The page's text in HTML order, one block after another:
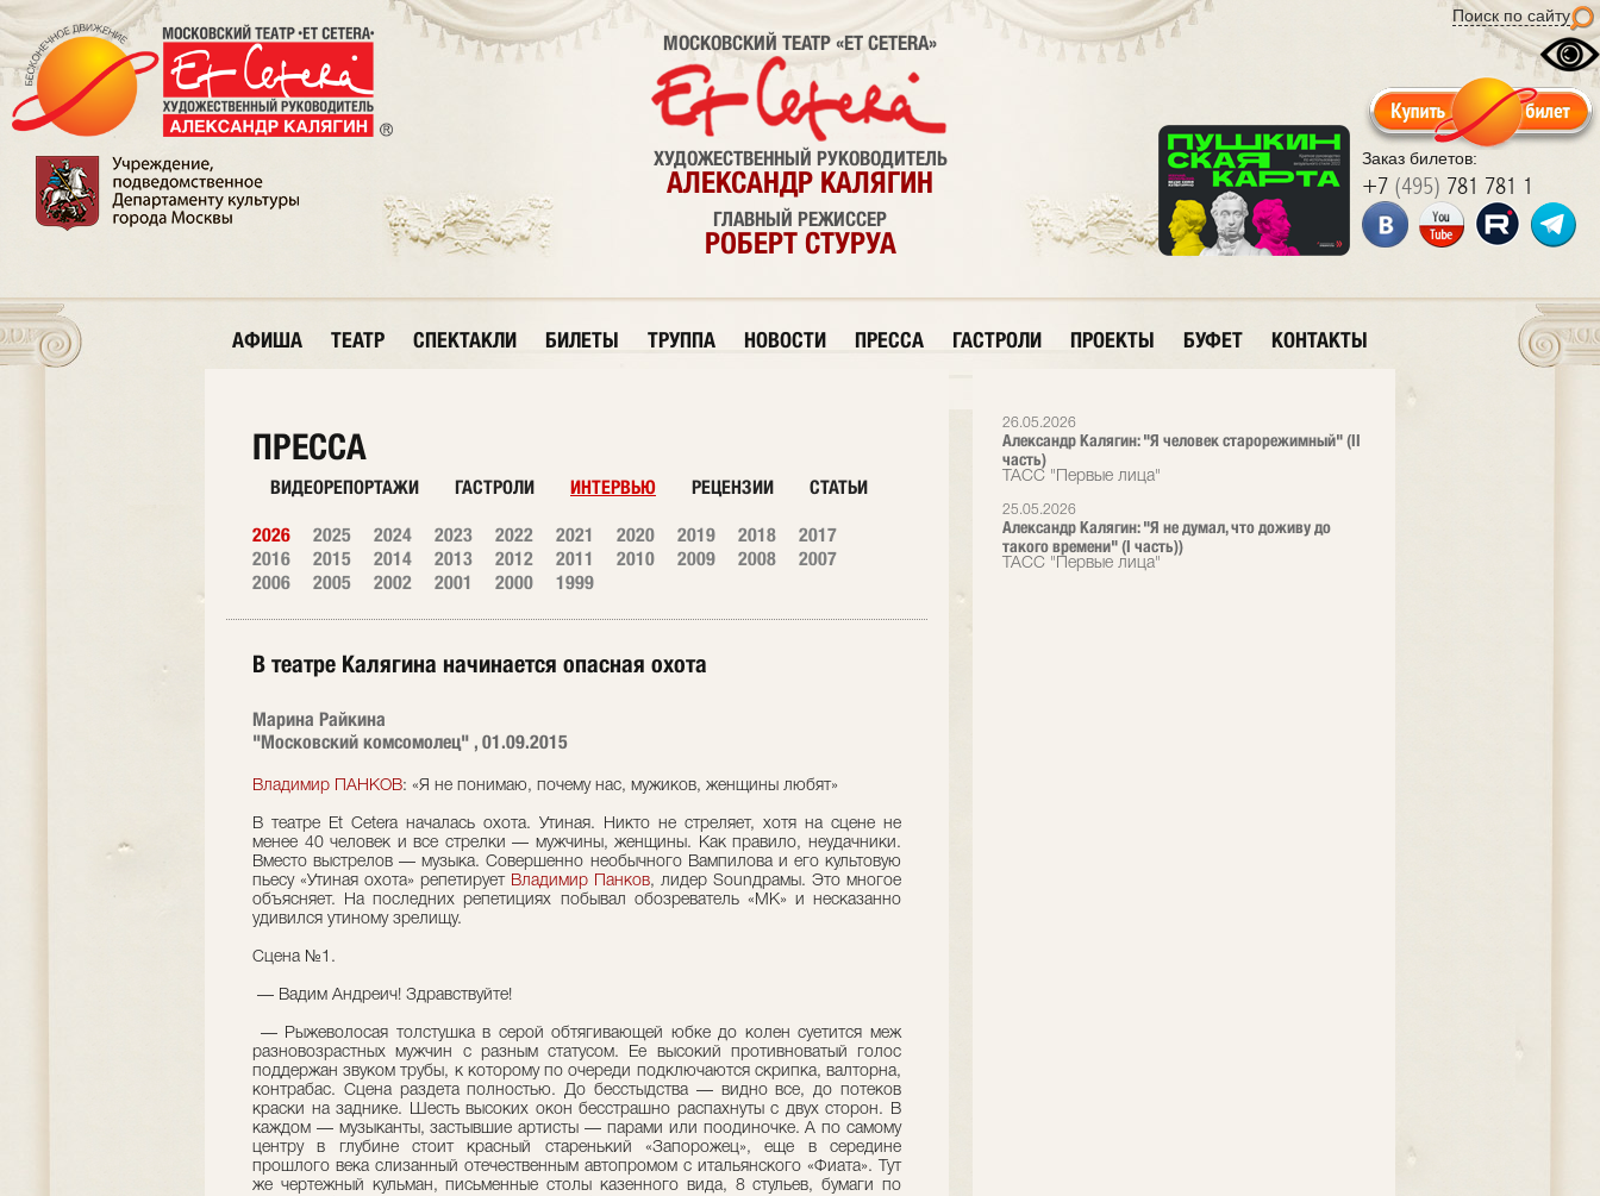
Поиск по сайту
Заказ билетов:
+7 (495) 781 781 1
МОСКОВСКИЙ ТЕАТР «ET CETERA»
ХУДОЖЕСТВЕННЫЙ РУКОВОДИТЕЛЬ
АЛЕКСАНДР КАЛЯГИН
ГЛАВНЫЙ РЕЖИССЕР
РОБЕРТ СТУРУА
АФИША ТЕАТР СПЕКТАКЛИ БИЛЕТЫ ТРУППА НОВОСТИ ПРЕССА ГАСТРОЛИ ПРОЕКТЫ БУФЕТ КОНТАКТЫ
26.05.2026
Александр Калягин: "Я человек старорежимный" (II
часть)
ТАСС "Первые лица"
25.05.2026
Александр Калягин: "Я не думал, что доживу до
такого времени" (I часть))
ТАСС "Первые лица"
ПРЕССА
ВИДЕОРЕПОРТАЖИ ГАСТРОЛИ ИНТЕРВЬЮ РЕЦЕНЗИИ СТАТЬИ
2026 2025 2024 2023 2022 2021 2020 2019 2018
2017
2016
2015 2014 2013 2012 2011 2010 2009 2008
2007
2006
2005 2002 2001 2000 1999
В театре Калягина начинается опасная охота
Марина Райкина
"Московский комсомолец" , 01.09.2015
Владимир ПАНКОВ: «Я не понимаю, почему нас, мужиков, женщины любят»
В театре Et Cetera началась охота. Утиная. Никто не стреляет, хотя на сцене не
менее 40 человек и все стрелки — мужчины, женщины. Как правило, неудачники.
Вместо выстрелов — музыка. Совершенно необычного Вампилова и его культовую
пьесу «Утиная охота» репетирует Владимир Панков, лидер Sounдрамы. Это многое
объясняет. На последних репетициях побывал обозреватель «МК» и несказанно
удивился утиному зрелищу.
Сцена №1.
— Вадим Андреич! Здравствуйте!
— Рыжеволосая толстушка в серой обтягивающей юбке до колен суетится меж
разновозрастных мужчин с разным статусом. Ее высокий противноватый голос
поддержан звуком трубы, к которому по очереди подключаются скрипка, валторна,
контрабас. Сцена раздета полностью. До бесстыдства — видно все, до потеков
краски на заднике. Шесть высоких окон бесстрашно распахнуты с двух сторон. В
каждом — музыканты, застывшие артисты — парами или поодиночке. А по самому
центру в глубине стоит красный старенький «Запорожец», еще в середине
прошлого века слизанный отечественным автопромом с итальянского «Фиата». Тут
же чертежный кульман, письменные столы казенного вида, 8 стульев, бумаги по